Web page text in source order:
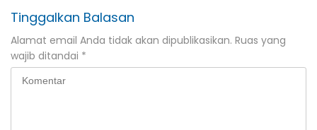
Tinggalkan Balasan
Alamat email Anda tidak akan dipublikasikan. Ruas yang
wajib ditandai *